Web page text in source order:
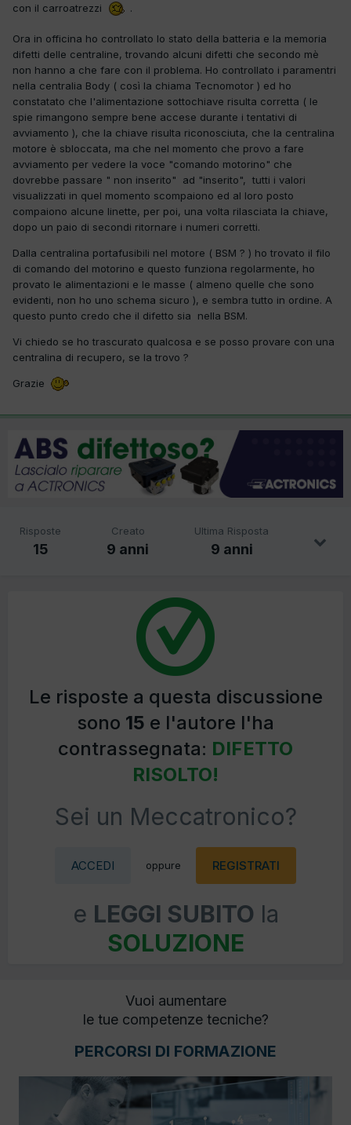
con il carroatrezzi
.
Ora in officina ho controllato lo stato della batteria e la memoria
difetti delle centraline, trovando alcuni difetti che secondo mè
non hanno a che fare con il problema. Ho controllato i paramentri
nella centralia Body ( così la chiama Tecnomotor ) ed ho
constatato che l'alimentazione sottochiave risulta corretta ( le
spie rimangono sempre bene accese durante i tentativi di
avviamento ), che la chiave risulta riconosciuta, che la centralina
motore è sbloccata, ma che nel momento che provo a fare
avviamento per vedere la voce "comando motorino" che
dovrebbe passare " non inserito" ad "inserito", tutti i valori
visualizzati in quel momento scompaiono ed al loro posto
compaiono alcune linette, per poi, una volta rilasciata la chiave,
dopo un paio di secondi ritornare i numeri corretti.
Dalla centralina portafusibili nel motore ( BSM ? ) ho trovato il filo
di comando del motorino e questo funziona regolarmente, ho
provato le alimentazioni e le masse ( almeno quelle che sono
evidenti, non ho uno schema sicuro ), e sembra tutto in ordine. A
questo punto credo che il difetto sia nella BSM.
Vi chiedo se ho trascurato qualcosa e se posso provare con una
centralina di recupero, se la trovo ?
Grazie
Risposte
15
Creato
9 anni
Ultima Risposta
9 anni
Le risposte a questa discussione
sono 15 e l'autore l'ha
contrassegnata: DIFETTO
RISOLTO!
Sei un Meccatronico?
ACCEDI oppure REGISTRATI
e LEGGI SUBITO la
SOLUZIONE
Vuoi aumentare
le tue competenze tecniche?
PERCORSI DI FORMAZIONE